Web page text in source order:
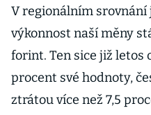
V regionálním
výkonnost naší měny
forint. Ten sice již letos
procent své hodnoty,
ztrátou více než 7,5